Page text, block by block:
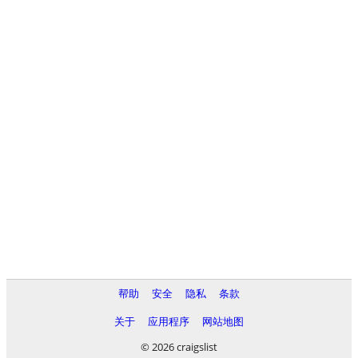
帮助 安全 隐私
条款
关于
应用程序
网站地图
© 2026 craigslist